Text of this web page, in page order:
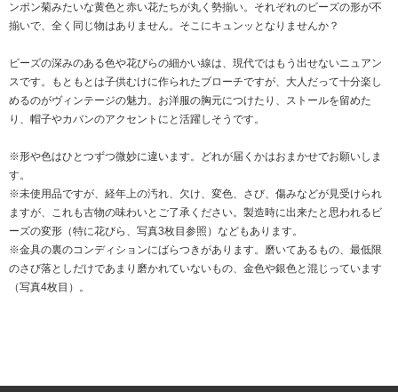
ンポン菊みたいな黄色と赤い花たちが丸く勢揃い。それぞれのビーズの形が不
揃いで、全く同じ物はありません。そこにキュンッとなりませんか？
ビーズの深みのある色や花びらの細かい線は、現代ではもう出せないニュアン
スです。もともとは子供むけに作られたブローチですが、大人だって十分楽し
めるのがヴィンテージの魅力。お洋服の胸元につけたり、ストールを留めた
り、帽子やカバンのアクセントにと活躍しそうです。
※形や色はひとつずつ微妙に違います。どれが届くかはおまかせでお願いしま
す。
※未使用品ですが、経年上の汚れ、欠け、変色、さび、傷みなどが見受けられ
ますが、これも古物の味わいとご了承ください。製造時に出来たと思われるビ
ーズの変形（特に花びら、写真3枚目参照）などもあります。
※金具の裏のコンディションにばらつきがあります。磨いてあるもの、最低限
のさび落としだけであまり磨かれていないもの、金色や銀色と混じっています
（写真4枚目）。